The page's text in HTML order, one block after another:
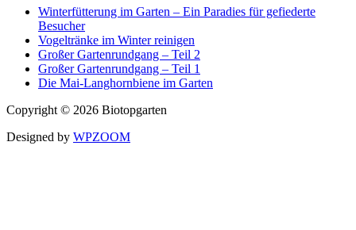
Winterfütterung im Garten – Ein Paradies für gefiederte
Besucher
Vogeltränke im Winter reinigen
Großer Gartenrundgang – Teil 2
Großer Gartenrundgang – Teil 1
Die Mai-Langhornbiene im Garten
Copyright © 2026 Biotopgarten
Designed by WPZOOM